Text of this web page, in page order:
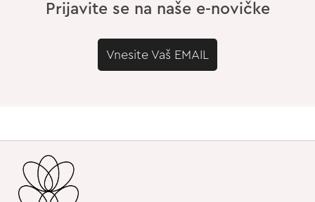
Prijavite se na naše e-novičke
Vnesite Vaš EMAIL